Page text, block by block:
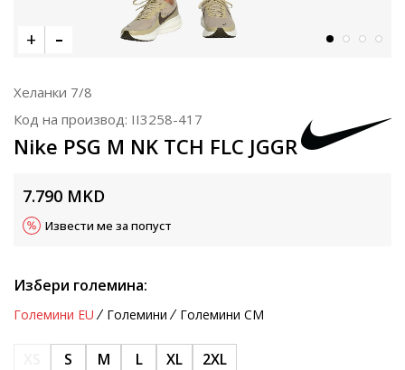
Хеланки 7/8
Код на производ: II3258-417
Nike PSG M NK TCH FLC JGGR
7.790 MKD
Извести ме за попуст
Избери големина:
Големини EU Големини Големини CM
S M L XL 2XL